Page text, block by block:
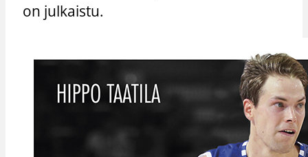
on julkaistu.